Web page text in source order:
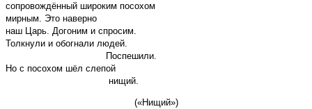
сопровождённый широким посохом
мирным. Это наверно
наш Царь. Догоним и спросим.
Толкнули и обогнали людей.
Поспешили.
Но с посохом шёл слепой
нищий.
(«Нищий»)